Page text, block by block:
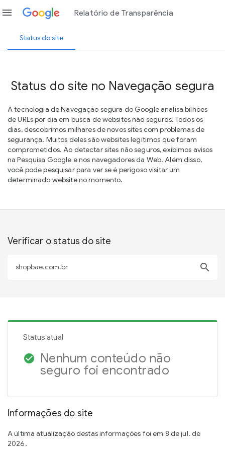
menu Relatório de Transparência
Status do site
Status do site no Navegação segura
A tecnologia de Navegação segura do Google analisa bilhões
de URLs por dia em busca de websites não seguros. Todos os
dias, descobrimos milhares de novos sites com problemas de
segurança. Muitos deles são websites legítimos que foram
comprometidos. Ao detectar sites não seguros, exibimos avisos
na Pesquisa Google e nos navegadores da Web. Além disso,
você pode pesquisar para ver se é perigoso visitar um
determinado website no momento.
Verificar o status do site
search
Status atual
check_circle Nenhum conteúdo não
seguro foi encontrado
Informações do site
A última atualização destas informações foi em 8 de jul. de
2026.